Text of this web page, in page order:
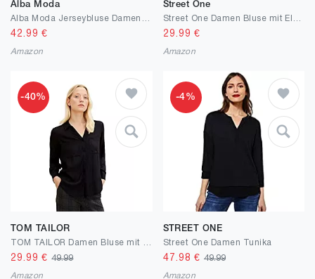
Alba Moda
42.99 €
Amazon
Street One
29.99 €
Amazon
-40%
TOM TAILOR
29.99 €49.99
Amazon
-4%
STREET ONE
Street One Damen Tunika
47.98 € 49.99
Amazon